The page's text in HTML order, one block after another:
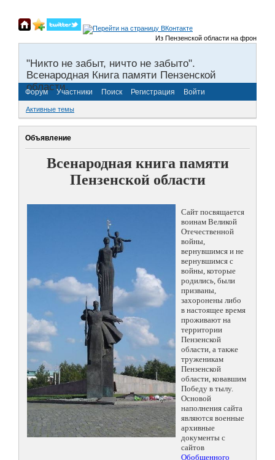
Из Пензенской области на фронты
"Никто не забыт, ничто не забыто".
Всенародная Книга памяти Пензенской
области.
Форум Участники Поиск Регистрация Войти
Активные темы
Объявление
Всенародная книга памяти
Пензенской области
Сайт посвящается
воинам Великой
Отечественной
войны,
вернувшимся и не
вернувшимся с
войны, которые
родились, были
призваны,
захоронены либо
в настоящее время
проживают на
территории
Пензенской
области, а также
труженикам
Пензенской
области, ковавшим
Победу в тылу.
Основой
наполнения сайта
являются военные
архивные
документы с
сайтов
Обобщенного